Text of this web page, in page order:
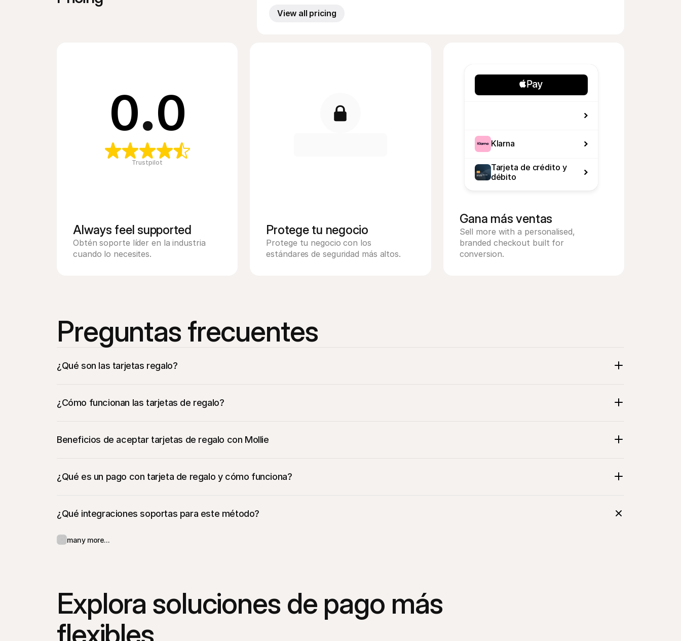
View all pricing
0.0
Trustpilot
Always feel supported
Obtén soporte líder en la industria
cuando lo necesites.
Protege tu negocio
Protege tu negocio con los
estándares de seguridad más altos.
Klarna
Tarjeta de crédito y
débito
Gana más ventas
Sell more with a personalised,
branded checkout built for
conversion.
Preguntas frecuentes
¿Qué son las tarjetas regalo?
¿Cómo funcionan las tarjetas de regalo?
Beneficios de aceptar tarjetas de regalo con Mollie
¿Qué es un pago con tarjeta de regalo y cómo funciona?
¿Qué integraciones soportas para este método?
many more...
Explora soluciones de pago más